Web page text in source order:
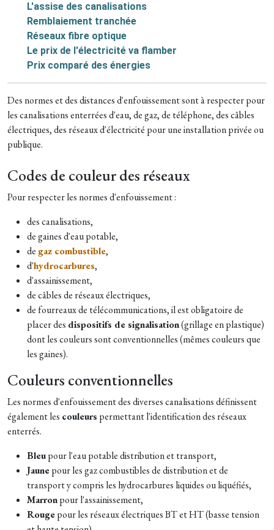
L'assise des canalisations
Remblaiement tranchée
Réseaux fibre optique
Le prix de l'électricité va flamber
Prix comparé des énergies
Des normes et des distances d'enfouissement sont à respecter pour
les canalisations enterrées d'eau, de gaz, de téléphone, des câbles
électriques, des réseaux d'électricité pour une installation privée ou
publique.
Codes de couleur des réseaux
Pour respecter les normes d'enfouissement :
des canalisations,
de gaines d'eau potable,
de gaz combustible,
d'hydrocarbures,
d'assainissement,
de câbles de réseaux électriques,
de fourreaux de télécommunications, il est obligatoire de
placer des dispositifs de signalisation(grillage en plastique)
dont les couleurs sont conventionnelles (mêmes couleurs que
les gaines).
Couleurs conventionnelles
Les normes d'enfouissement des diverses canalisations définissent
également les couleurs permettant l'identification des réseaux
enterrés.
Bleupour l'eau potable distribution et transport,
Jaunepour les gaz combustibles de distribution et de
transport y compris les hydrocarbures liquides ou liquéfiés,
Marronpour l'assainissement,
Rougepour les réseaux électriques BT et HT (basse tension